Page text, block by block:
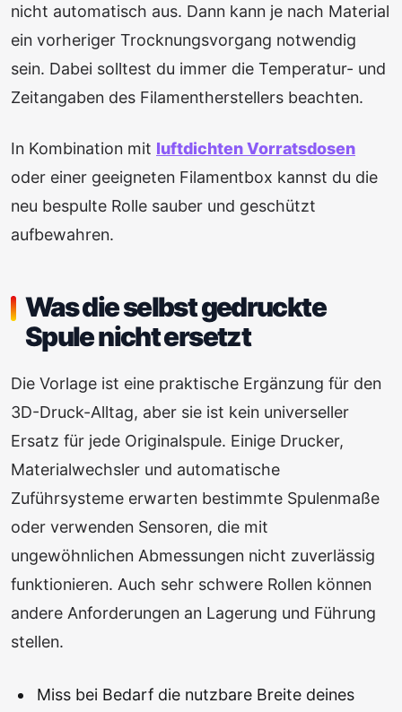
nicht automatisch aus. Dann kann je nach Material
ein vorheriger Trocknungsvorgang notwendig
sein. Dabei solltest du immer die Temperatur- und
Zeitangaben des Filamentherstellers beachten.
In Kombination mit luftdichten Vorratsdosen
oder einer geeigneten Filamentbox kannst du die
neu bespulte Rolle sauber und geschützt
aufbewahren.
Was die selbst gedruckte
Spule nicht ersetzt
Die Vorlage ist eine praktische Ergänzung für den
3D-Druck-Alltag, aber sie ist kein universeller
Ersatz für jede Originalspule. Einige Drucker,
Materialwechsler und automatische
Zuführsysteme erwarten bestimmte Spulenmaße
oder verwenden Sensoren, die mit
ungewöhnlichen Abmessungen nicht zuverlässig
funktionieren. Auch sehr schwere Rollen können
andere Anforderungen an Lagerung und Führung
stellen.
Miss bei Bedarf die nutzbare Breite deines